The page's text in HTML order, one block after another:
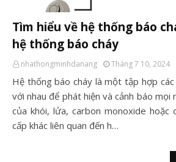
Tìm hiểu về hệ thống báo
hệ thống báo cháy
nhathongminhdanang Tháng 7 10, 2024
Hệ thống báo cháy là một tập hợp
với nhau để phát hiện và cảnh báo mọi
của khói, lửa, carbon monoxide hoặc
cấp khác liên quan đến h…